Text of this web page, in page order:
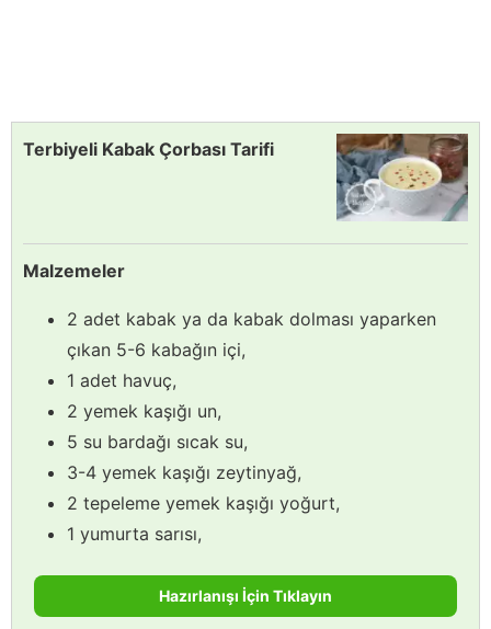
Terbiyeli Kabak Çorbası Tarifi
Malzemeler
2 adet kabak ya da kabak dolması yaparken
çıkan 5-6 kabağın içi,
1 adet havuç,
2 yemek kaşığı un,
5 su bardağı sıcak su,
3-4 yemek kaşığı zeytinyağ,
2 tepeleme yemek kaşığı yoğurt,
1 yumurta sarısı,
Hazırlanışı İçin Tıklayın